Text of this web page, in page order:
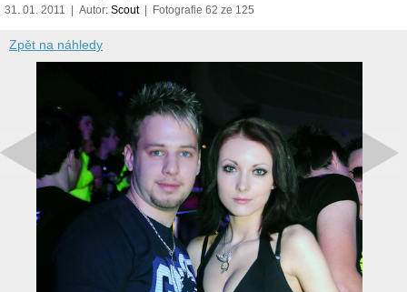
31. 01. 2011 | Autor: Scout| Fotografie 62 ze 125
Zpět na náhledy